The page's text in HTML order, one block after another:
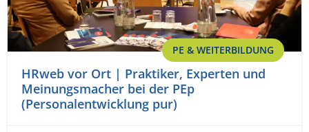
PE & WEITERBILDUNG
HRweb vor Ort | Praktiker, Experten und
Meinungsmacher bei der PEp
(Personalentwicklung pur)